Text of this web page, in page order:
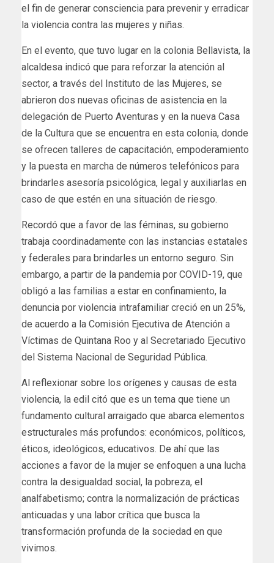
el fin de generar consciencia para prevenir y erradicar
la violencia contra las mujeres y niñas.
En el evento, que tuvo lugar en la colonia Bellavista, la
alcaldesa indicó que para reforzar la atención al
sector, a través del Instituto de las Mujeres, se
abrieron dos nuevas oficinas de asistencia en la
delegación de Puerto Aventuras y en la nueva Casa
de la Cultura que se encuentra en esta colonia, donde
se ofrecen talleres de capacitación, empoderamiento
y la puesta en marcha de números telefónicos para
brindarles asesoría psicológica, legal y auxiliarlas en
caso de que estén en una situación de riesgo.
Recordó que a favor de las féminas, su gobierno
trabaja coordinadamente con las instancias estatales
y federales para brindarles un entorno seguro. Sin
embargo, a partir de la pandemia por COVID-19, que
obligó a las familias a estar en confinamiento, la
denuncia por violencia intrafamiliar creció en un 25%,
de acuerdo a la Comisión Ejecutiva de Atención a
Víctimas de Quintana Roo y al Secretariado Ejecutivo
del Sistema Nacional de Seguridad Pública.
Al reflexionar sobre los orígenes y causas de esta
violencia, la edil citó que es un tema que tiene un
fundamento cultural arraigado que abarca elementos
estructurales más profundos: económicos, políticos,
éticos, ideológicos, educativos. De ahí que las
acciones a favor de la mujer se enfoquen a una lucha
contra la desigualdad social, la pobreza, el
analfabetismo; contra la normalización de prácticas
anticuadas y una labor crítica que busca la
transformación profunda de la sociedad en que
vivimos.